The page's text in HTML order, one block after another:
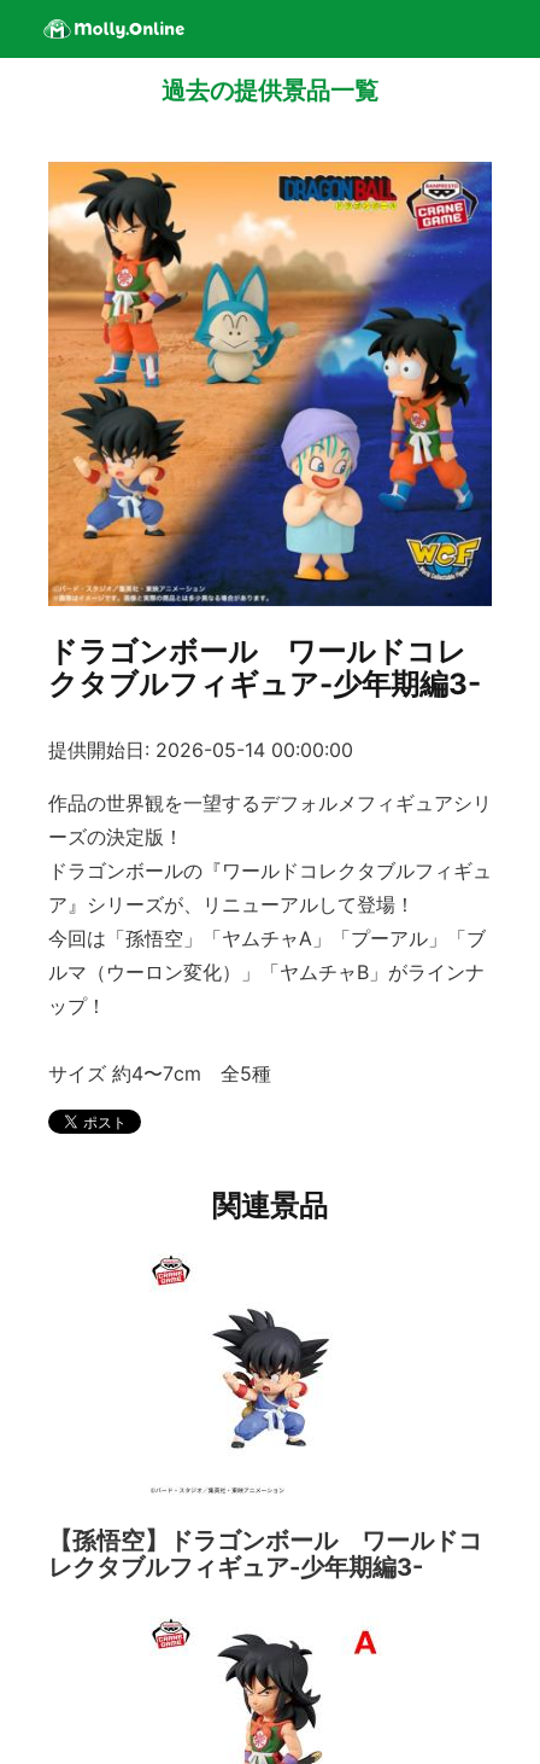
過去の提供景品一覧
ドラゴンボール ワールドコレ
クタブルフィギュア-少年期編3-
提供開始日: 2026-05-14 00:00:00
作品の世界観を一望するデフォルメフィギュアシリ
ーズの決定版！
ドラゴンボールの『ワールドコレクタブルフィギュ
ア』シリーズが、リニューアルして登場！
今回は「孫悟空」「ヤムチャA」「プーアル」「ブ
ルマ（ウーロン変化）」「ヤムチャB」がラインナ
ップ！
サイズ 約4〜7cm 全5種
関連景品
【孫悟空】ドラゴンボール ワールドコ
レクタブルフィギュア-少年期編3-